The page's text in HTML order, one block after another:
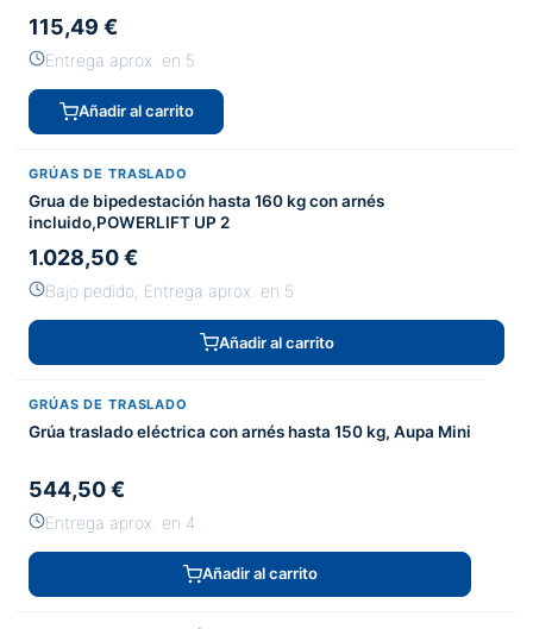
115,49 €
Entrega aprox. en 5
Añadir al carrito
GRÚAS DE TRASLADO
Grua de bipedestación hasta 160 kg con arnés
incluido,POWERLIFT UP 2
1.028,50 €
Bajo pedido, Entrega aprox. en 5
Añadir al carrito
GRÚAS DE TRASLADO
Grúa traslado eléctrica con arnés hasta 150 kg, Aupa Mini
544,50 €
Entrega aprox. en 4
Añadir al carrito